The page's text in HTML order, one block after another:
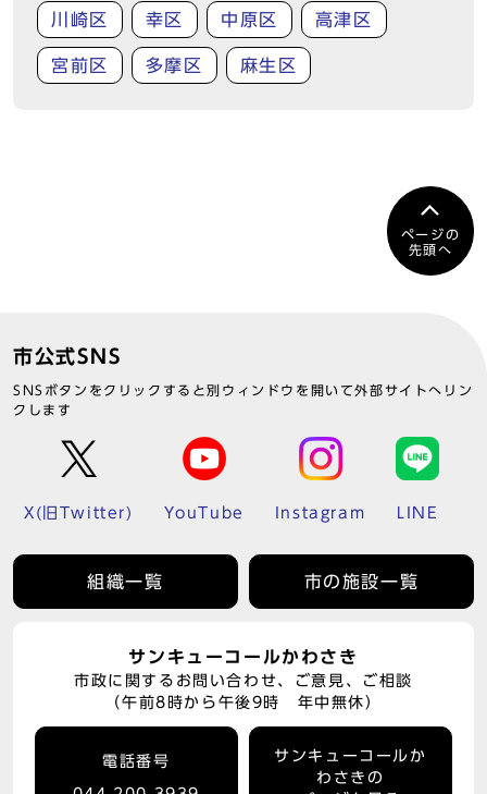
川崎区 幸区 中原区 高津区
宮前区 多摩区 麻生区
ページの
先頭へ
市公式SNS
SNSボタンをクリックすると別ウィンドウを開いて外部サイトへリン
クします
X(旧Twitter) YouTube Instagram LINE
組織一覧 市の施設一覧
サンキューコールかわさき
市政に関するお問い合わせ、ご意見、ご相談
（午前8時から午後9時 年中無休）
電話番号
サンキューコールか
わさきの